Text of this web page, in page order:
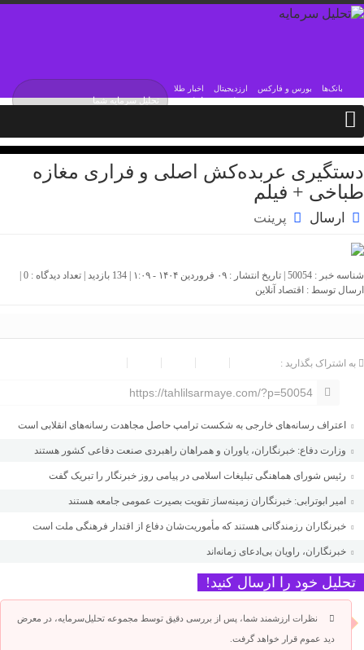
اخبار طلا ارزدیجیتال بورس و فارکس بانک‌ها
شنبه / ۱۷ مرداد / ۱۴۰۵
دستگیری عربده‌کش اصلی و فراری مغازه
طباخی + فیلم
ارسال پرینت
شناسه خبر : 50054 | تاریخ انتشار : ۰۹ فروردین ۱۴۰۴ - ۱:۰۹ | 134 بازدید | تعداد دیدگاه : 0
ارسال توسط : اقتصاد آنلاین
به اشتراک بگذارید :
https://tahlilsarmaye.com/?p=50054
اعتراف رسانه‌های خارجی به شکست ترامپ حاصل مجاهدت رسانه‌های انقلابی است
وزارت دفاع: خبرنگاران، یاوران و همراهان راهبردی صنعت دفاعی کشور هستند
رئیس شورای هماهنگی تبلیغات اسلامی در پیامی روز خبرنگار را تبریک گفت
امیر ابوترابی: خبرنگاران زمینه‌ساز تقویت بصیرت عمومی جامعه هستند
خبرنگاران رزمندگانی هستند که مأموریت‌شان دفاع از اقتدار فرهنگی ملت است
خبرنگاران، راویان بی‌ادعای زمانه‌اند
تحلیل خود را ارسال کنید!
نظرات ارزشمند شما، پس از بررسی دقیق توسط مجموعه تحلیل‌سرمایه، در معرض
دید عموم قرار خواهد گرفت.